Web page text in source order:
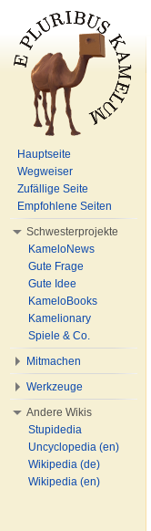
Hauptseite
Wegweiser
Zufällige Seite
Empfohlene Seiten
Schwesterprojekte
KameloNews
Gute Frage
Gute Idee
KameloBooks
Kamelionary
Spiele & Co.
Mitmachen
Werkzeuge
Andere Wikis
Stupidedia
Uncyclopedia (en)
Wikipedia (de)
Wikipedia (en)